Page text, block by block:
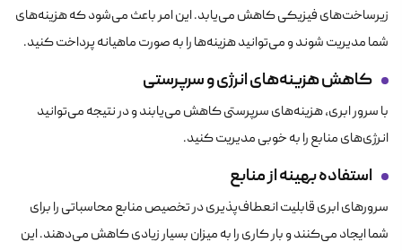
زیرساخت‌های فیزیکی کاهش می‌یابد. این امر باعث می‌شود که هزینه‌های
شما مدیریت شوند و می‌توانید هزینه‌ها را به صورت ماهیانه پرداخت کنید.
کاهش هزینه‌های انرژی و سرپرستی
با سرور ابری، هزینه‌های سرپرستی کاهش می‌یابند و در نتیجه می‌توانید
انرژی‌های منابع را به خوبی مدیریت کنید.
استفاده بهینه از منابع
سرورهای ابری قابلیت انعطاف‌پذیری در تخصیص منابع محاسباتی را برای
شما ایجاد می‌کنند و بار کاری را به میزان بسیار زیادی کاهش می‌دهند. این